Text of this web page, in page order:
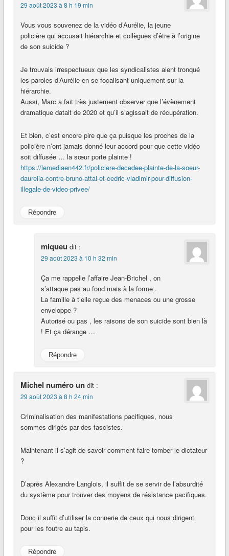
29 août 2023 à 8 h 19 min
Vous vous souvenez de la vidéo d’Aurélie, la jeune
policière qui accusait hiérarchie et collègues d’être à l’origine
de son suicide ?
Je trouvais irrespectueux que les syndicalistes aient tronqué
les paroles d’Aurélie en se focalisant uniquement sur la
hiérarchie.
Aussi, Marc a fait très justement observer que l’évènement
dramatique datait de 2020 et qu’il s’agissait de récupération.
Et bien, c’est encore pire que ça puisque les proches de la
policière n’ont jamais donné leur accord pour que cette vidéo
soit diffusée … la sœur porte plainte !
https://lemediaen442.fr/policiere-decedee-plainte-de-la-soeur-
daurelia-contre-bruno-attal-et-cedric-vladimir-pour-diffusion-
illegale-de-video-privee/
Répondre
miqueu dit :
29 août 2023 à 10 h 32 min
Ça me rappelle l’affaire Jean-Brichel , on
s’attaque pas au fond mais à la forme .
La famille à t’elle reçue des menaces ou une grosse
enveloppe ?
Autorisé ou pas , les raisons de son suicide sont bien là
! Et ça dérange …
Répondre
Michel numéro un dit :
29 août 2023 à 8 h 24 min
Criminalisation des manifestations pacifiques, nous
sommes dirigés par des fascistes.
Maintenant il s’agit de savoir comment faire tomber le dictateur
?
D’après Alexandre Langlois, il suffit de se servir de l’absurdité
du système pour trouver des moyens de résistance pacifiques.
Donc il suffit d’utiliser la connerie de ceux qui nous dirigent
pour les foutre au tapis.
Répondre